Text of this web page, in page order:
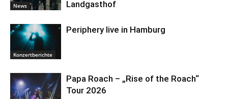
News
Landgasthof
Konzertberichte
Periphery live in Hamburg
Papa Roach – „Rise of the Roach“
Tour 2026